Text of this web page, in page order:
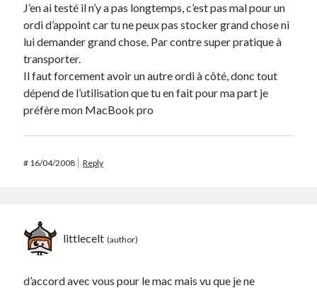
J’en ai testé il n’y a pas longtemps, c’est pas mal pour un
ordi d’appoint car tu ne peux pas stocker grand chose ni
lui demander grand chose. Par contre super pratique à
transporter.
Il faut forcement avoir un autre ordi à côté, donc tout
dépend de l’utilisation que tu en fait pour ma part je
préfère mon MacBook pro
# 16/04/2008 Reply
littlecelt
d’accord avec vous pour le mac mais vu que je ne